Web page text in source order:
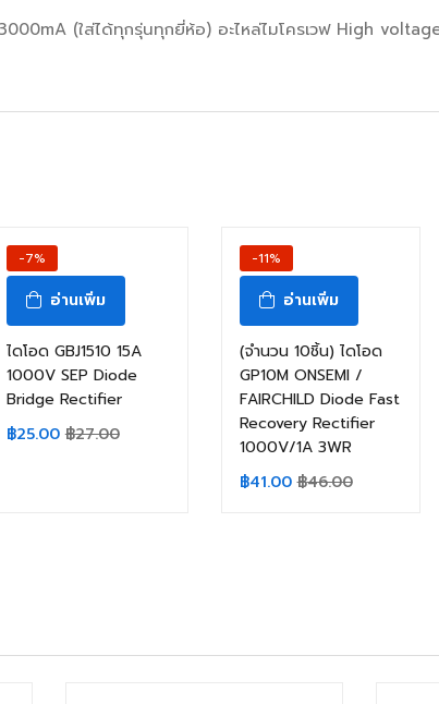
3000mA (ใส่ได้ทุกรุ่นทุกยี่ห้อ) อะไหล่ไมโครเวฟ High
-7%
อ่านเพิ่ม
ไดโอด GBJ1510 15A
1000V SEP Diode
Bridge Rectifier
฿25.00 ฿27.00
-11%
อ่านเพิ่ม
(จำนวน 10ชิ้น) ไดโอด
GP10M ONSEMI /
FAIRCHILD Diode Fast
Recovery Rectifier
1000V/1A 3WR
฿41.00 ฿46.00